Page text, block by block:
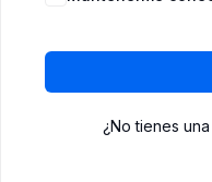
¿No tienes